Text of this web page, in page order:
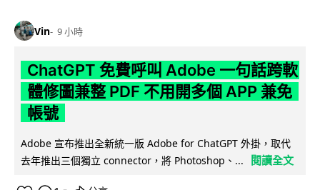
Vin 9 小時
ChatGPT 免費呼叫 Adobe 一句話跨軟
體修圖兼整 PDF 不用開多個 APP 兼免
帳號
Adobe 宣布推出全新統一版 Adobe for ChatGPT 外掛，取代
去年推出三個獨立 connector，將 Photoshop、...
閱讀全文